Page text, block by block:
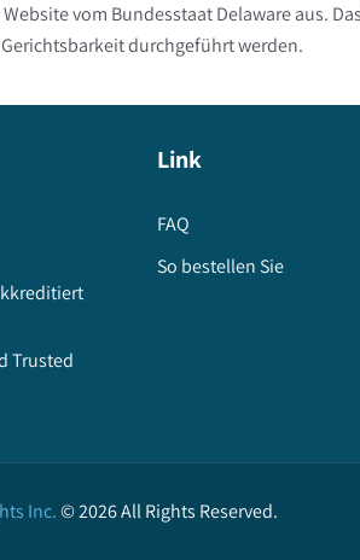
vom Bundesstaat Delaware aus.
durchgeführt werden.
Trusted
Link
FAQ
So bestellen Sie
Inc.©2026All Rights Reserved.